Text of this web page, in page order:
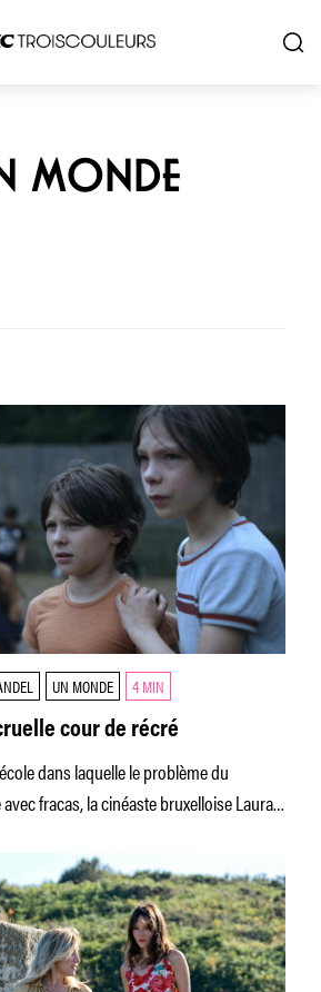
MONDE
UN MONDE 4 MIN
cour de récré
dans laquelle le problème du
fracas, la cinéaste bruxelloise Laura